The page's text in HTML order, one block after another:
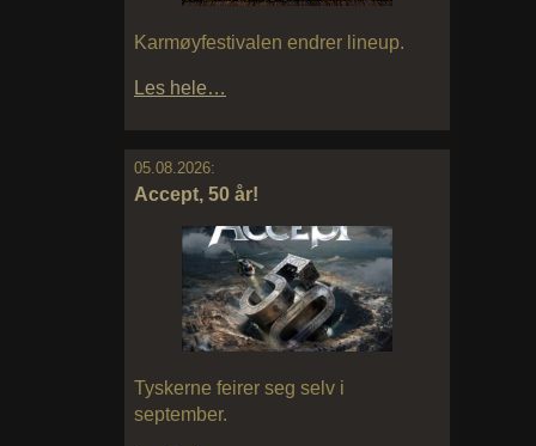
Karmøyfestivalen endrer lineup.
Les hele…
05.08.2026:
Accept, 50 år!
Tyskerne feirer seg selv i
september.